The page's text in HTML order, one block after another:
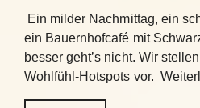
Ein milder Nachmittag, ein
ein Bauernhofcafé mit
besser geht’s nicht. Wir
Wohlfühl-Hotspots vor.